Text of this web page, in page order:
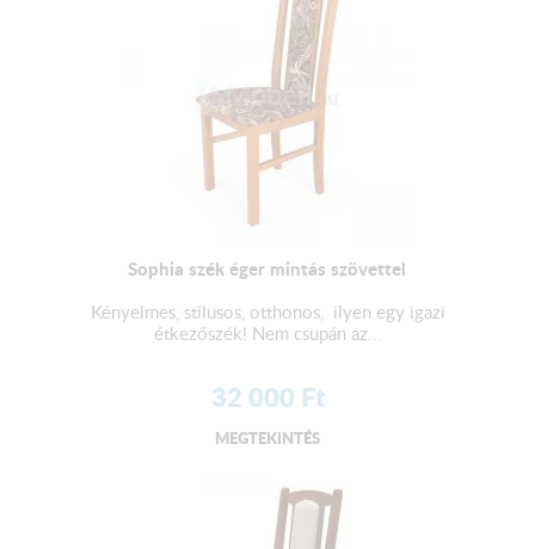
Sophia szék éger mintás szövettel
Kényelmes, stílusos, otthonos, ilyen egy igazi
étkezőszék! Nem csupán az...
32 000 Ft
MEGTEKINTÉS